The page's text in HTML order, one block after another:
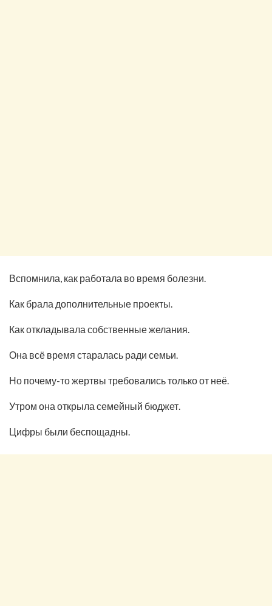
Вспомнила, как работала во время болезни.
Как брала дополнительные проекты.
Как откладывала собственные желания.
Она всё время старалась ради семьи.
Но почему-то жертвы требовались только от неё.
Утром она открыла семейный бюджет.
Цифры были беспощадны.